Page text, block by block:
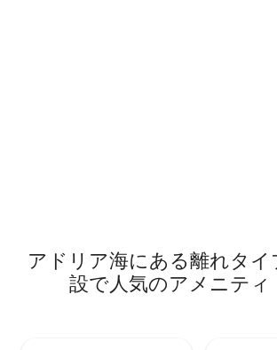
アドリア海にある離れタイ
設で人気のアメニティ